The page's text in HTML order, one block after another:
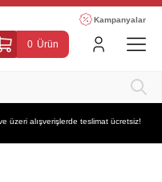
Kampanyalar
0 Ürün
üzeri alışverişlerde teslimat ücretsiz!